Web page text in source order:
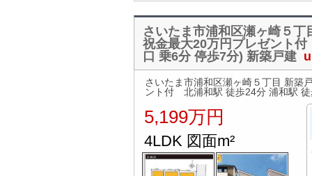
さいたま市浦和区瀬ヶ崎５
祝金最大20万円プレゼント
口 乗6分 停歩7分) 新築戸建
さいたま市浦和区瀬ヶ崎５丁目 新
ント付 北浦和駅 徒歩24分 浦和駅
5,199万円
4LDK 図面m²